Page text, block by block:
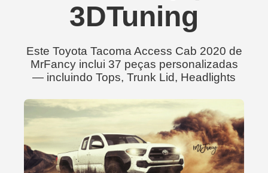
3DTuning
Este Toyota Tacoma Access Cab 2020 de
MrFancy inclui 37 peças personalizadas
— incluindo Tops, Trunk Lid, Headlights